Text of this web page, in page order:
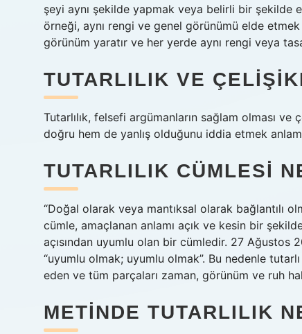
şeyi aynı şekilde yapmak veya belirli bir şekilde
örneği, aynı rengi ve genel görünümü elde
görünüm yaratır ve her yerde aynı rengi veya
TUTARLILIK VE
Tutarlılık, felsefi argümanların sağlam olması
doğru hem de yanlış olduğunu iddia etmek
TUTARLILIK CÜMLESI
“Doğal olarak veya mantıksal olarak bağlantılı
cümle, amaçlanan anlamı açık ve kesin bir
açısından uyumlu olan bir cümledir. 27 Ağustos
“uyumlu olmak; uyumlu olmak”. Bu nedenle
eden ve tüm parçaları zaman, görünüm ve ruh
METINDE TUTARLILIK